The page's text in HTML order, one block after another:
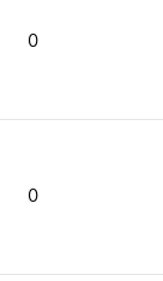
0
0